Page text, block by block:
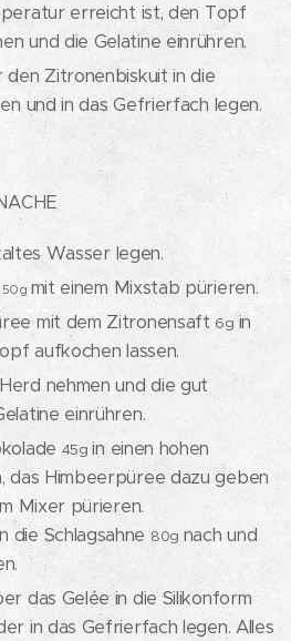
erreicht ist, den Topf
und die Gelatine einrühren.
den Zitronenbiskuit in die
und in das Gefrierfach legen.
Wasser legen.
50g mit einem Mixstab pürieren.
mit dem Zitronensaft 6g in
aufkochen lassen.
nehmen und die gut
einrühren.
45gin einen hohen
das Himbeerpüree dazu geben
Mixer pürieren.
die Schlagsahne 80g nach und
das Gelée in die Silikonform
in das Gefrierfach legen. Alles